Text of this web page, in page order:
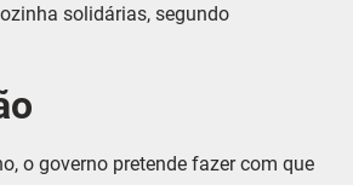
solidárias, segundo
o governo pretende fazer com que